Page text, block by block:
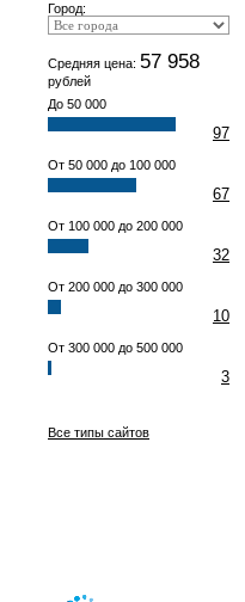
Город:
Средняя цена: 57 958
рублей
До 50 000
97
От 50 000 до 100 000
67
От 100 000 до 200 000
32
От 200 000 до 300 000
10
От 300 000 до 500 000
3
Все типы сайтов